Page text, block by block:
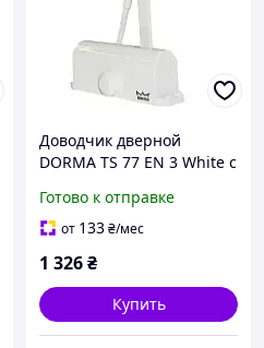
Доводчик дверной
DORMA TS 77 EN 3 White с
Готово к отправке
от 133₴/мес
1 326₴
Купить